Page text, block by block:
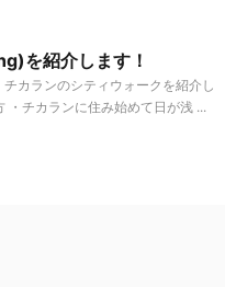
を紹介します！
カランのシティウォークを紹介し
・チカランに住み始めて日が浅 ...